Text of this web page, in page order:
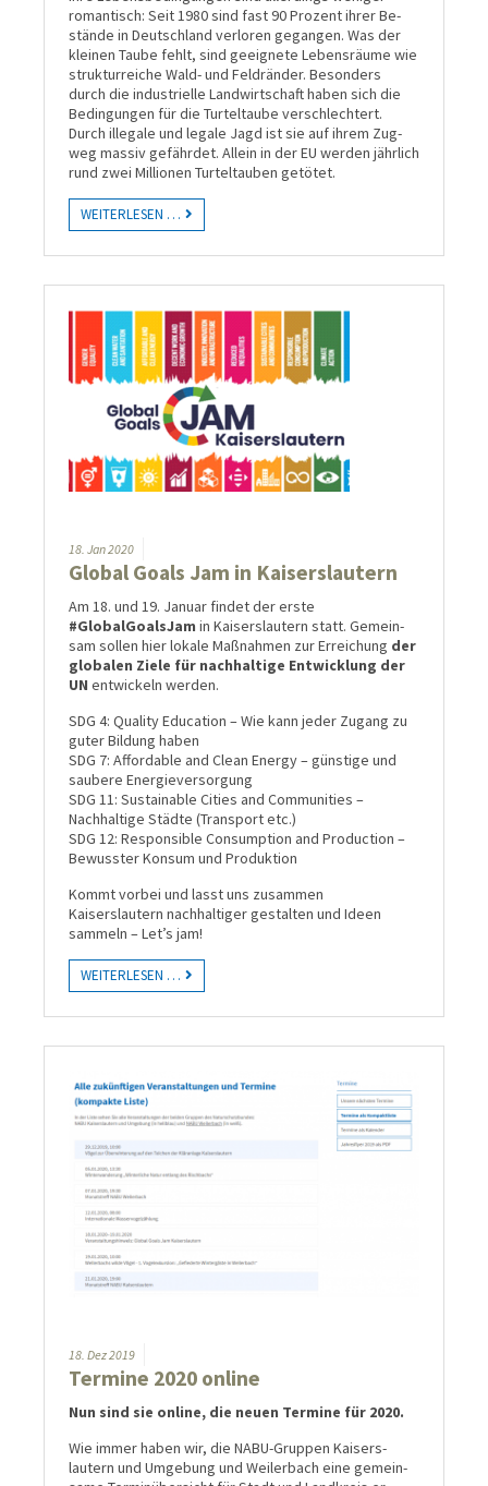
roman­tisch: Seit 1980 sind fast 90 Prozent ihrer Be­
stände in Deutsch­land ver­loren ge­gan­gen. Was der
kleinen Taube fehlt, sind geeig­nete Lebens­räume wie
struk­tur­reiche Wald- und Feld­ränder. Beson­ders
durch die industri­elle Land­wirt­schaft haben sich die
Be­dingun­gen für die Turtel­taube ver­schlech­tert.
Durch ille­gale und legale Jagd ist sie auf ihrem Zug­
weg mas­siv ge­fähr­det. Allein in der EU wer­den jähr­lich
rund zwei Millio­nen Turtel­tauben getötet.
WEITERLESEN …
18. Jan2020
Global Goals Jam in Kaisers­lautern
Am 18. und 19. Januar findet der erste
#GlobalGoalsJam in Kaiserslautern statt. Gemein­
sam sollen hier lokale Maß­nah­men zur Erreichung der
glo­balen Ziele für nach­hal­tige Ent­wick­lung der
UN ent­wickeln wer­den.
SDG 4: Quality Education – Wie kann jeder Zugang zu
guter Bildung haben
SDG 7: Affordable and Clean Energy – günstige und
saubere Energieversorgung
SDG 11: Sustainable Cities and Communities –
Nachhaltige Städte (Transport etc.)
SDG 12: Responsible Consumption and Production –
Bewusster Konsum und Produktion
Kommt vorbei und lasst uns zusammen
Kaiserslautern nachhaltiger gestalten und Ideen
sammeln – Let’s jam!
WEITERLESEN …
18. Dez2019
Termine 2020 online
Nun sind sie online, die neuen Termine für 2020.
Wie immer haben wir, die NABU-Gruppen Kaisers­
lautern und Umge­bung und Weiler­bach eine gemein­